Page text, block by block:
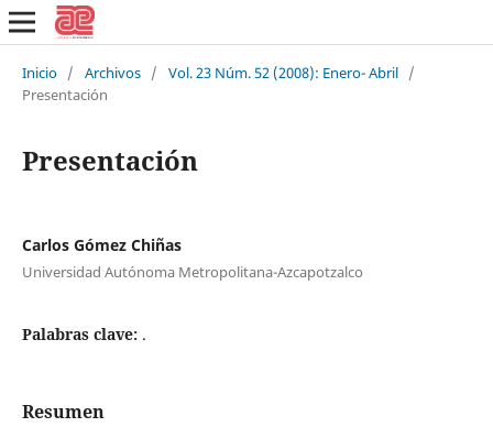
Inicio / Archivos / Vol. 23 Núm. 52 (2008): Enero- Abril /
Presentación
Presentación
Carlos Gómez Chiñas
Universidad Autónoma Metropolitana-Azcapotzalco
Palabras clave: .
Resumen